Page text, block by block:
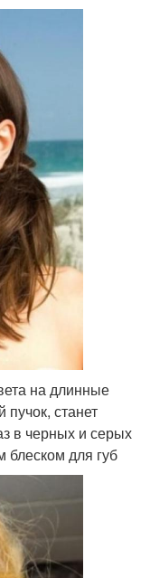
на длинные
станет
в черных и серых
блеском для губ